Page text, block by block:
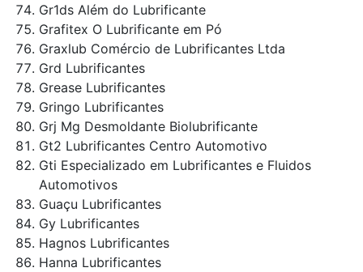
Gr1ds Além do Lubrificante
Grafitex O Lubrificante em Pó
Graxlub Comércio de Lubrificantes Ltda
Grd Lubrificantes
Grease Lubrificantes
Gringo Lubrificantes
Grj Mg Desmoldante Biolubrificante
Gt2 Lubrificantes Centro Automotivo
Gti Especializado em Lubrificantes e Fluidos
Automotivos
Guaçu Lubrificantes
Gy Lubrificantes
Hagnos Lubrificantes
Hanna Lubrificantes